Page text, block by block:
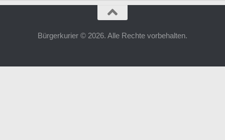
Bürgerkurier © 2026. Alle Rechte vorbehalten.